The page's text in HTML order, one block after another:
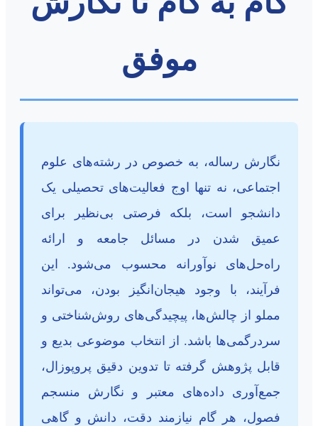
موفق
نگارش رساله، به خصوص در رشته‌های علوم
اجتماعی، نه تنها اوج فعالیت‌های تحصیلی یک
دانشجو است، بلکه فرصتی بی‌نظیر برای
عمیق شدن در مسائل جامعه و ارائه
راه‌حل‌های نوآورانه محسوب می‌شود. این
فرآیند، با وجود هیجان‌انگیز بودن، می‌تواند
مملو از چالش‌ها، پیچیدگی‌های روش‌شناختی و
سردرگمی‌ها باشد. از انتخاب موضوعی بدیع و
قابل پژوهش گرفته تا تدوین دقیق پروپوزال،
جمع‌آوری داده‌های معتبر و نگارش منسجم
فصول، هر گام نیازمند دقت، دانش و گاهی